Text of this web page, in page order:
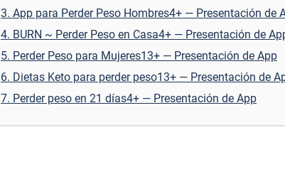
3. App para Perder Peso Hombres4+ — Presentación de
4. BURN ~ Perder Peso en Casa4+ — Presentación de
5. Perder Peso para Mujeres13+ — Presentación de App
6. Dietas Keto para perder peso13+ — Presentación de
7. Perder peso en 21 días4+ — Presentación de App